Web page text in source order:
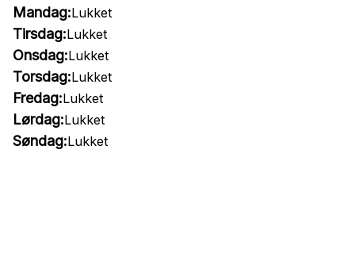
Mandag:Lukket
Tirsdag:Lukket
Onsdag:Lukket
Torsdag:Lukket
Fredag:Lukket
Lørdag:Lukket
Søndag:Lukket